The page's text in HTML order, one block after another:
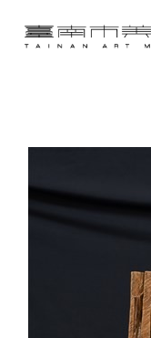
臺南市
網頁導覽